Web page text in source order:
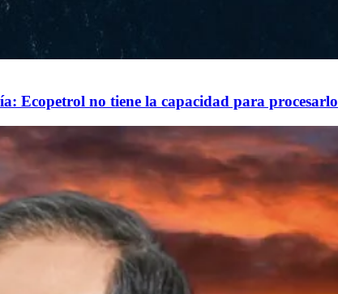
Ecopetrol no tiene la capacidad para procesarlo